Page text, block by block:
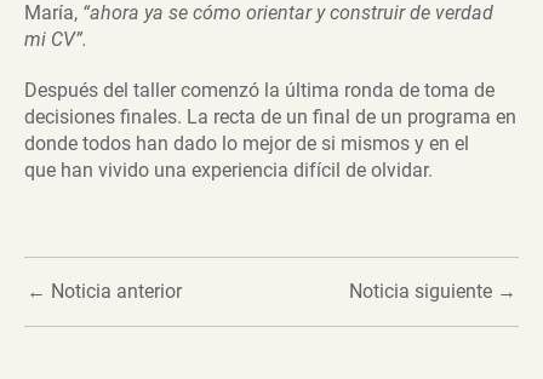
María, “ahora ya se cómo orientar y construir de verdad
mi CV”.
Después del taller comenzó la última ronda de toma de
decisiones finales. La recta de un final de un programa en
donde todos han dado lo mejor de si mismos y en el
que han vivido una experiencia difícil de olvidar.
← Noticia anterior Noticia siguiente →